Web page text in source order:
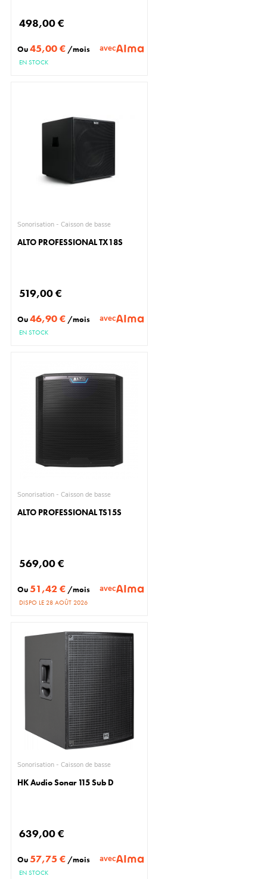
498,00 €
Ou45,00 € /mois avec
EN STOCK
Sonorisation - Caisson de basse
ALTO PROFESSIONAL TX18S
519,00 €
Ou46,90 € /mois avec
EN STOCK
Sonorisation - Caisson de basse
ALTO PROFESSIONAL TS15S
569,00 €
Ou51,42 € /mois avec
DISPO LE 28 AOÛT 2026
Sonorisation - Caisson de basse
HK Audio Sonar 115 Sub D
639,00 €
Ou57,75 € /mois avec
EN STOCK